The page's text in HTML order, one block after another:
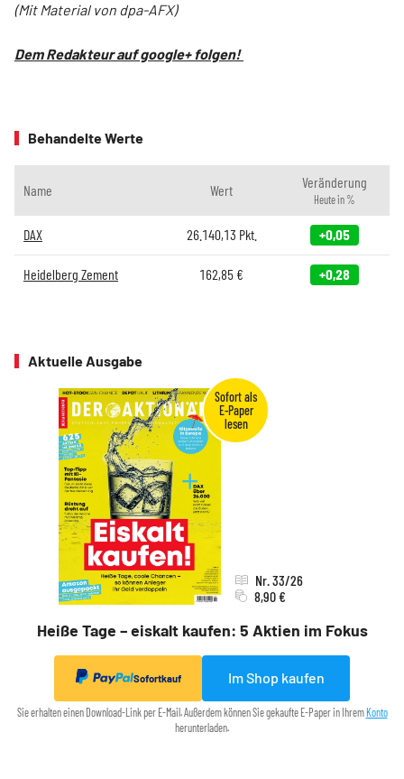
(Mit Material von dpa-AFX)
Dem Redakteur auf google+ folgen!
Behandelte Werte
Name Wert Veränderung
Heute in %
DAX 26.140,13 Pkt. +0,05
Heidelberg Zement 162,85 € +0,28
Aktuelle Ausgabe
Heiße Tage – eiskalt kaufen: 5 Aktien im Fokus
Nr. 33/26
8,90 €
Sofortkauf Im Shop kaufen
Sie erhalten einen Download-Link per E-Mail. Außerdem können Sie gekaufte E-Paper in IhremKonto
herunterladen.